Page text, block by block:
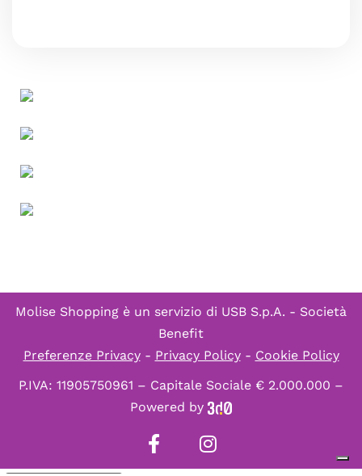
Molise Shopping è un servizio di USB S.p.A. - Società
Benefit
Preferenze Privacy- Privacy Policy- Cookie Policy
P.IVA: 11905750961 – Capitale Sociale € 2.000.000 –
Powered by